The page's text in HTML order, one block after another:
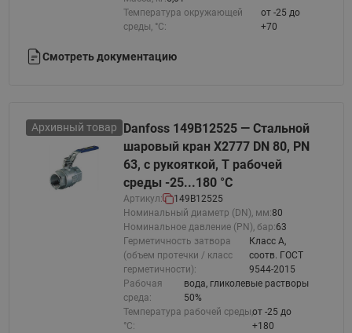
Температура окружающей
среды, °С:
от -25 до
+70
Смотреть документацию
Архивный товар
Danfoss 149B12525 — Стальной
шаровый кран X2777 DN 80, PN
63, с рукояткой, T рабочей
среды -25...180 °С
Артикул:
149B12525
Номинальный диаметр (DN), мм:80
Номинальное давление (PN), бар:63
Герметичность затвора
(объем протечки / класс
герметичности):
Класс A,
соотв. ГОСТ
9544-2015
Рабочая
среда:
вода, гликолевые растворы
50%
Температура рабочей среды,
°С:
от -25 до
+180